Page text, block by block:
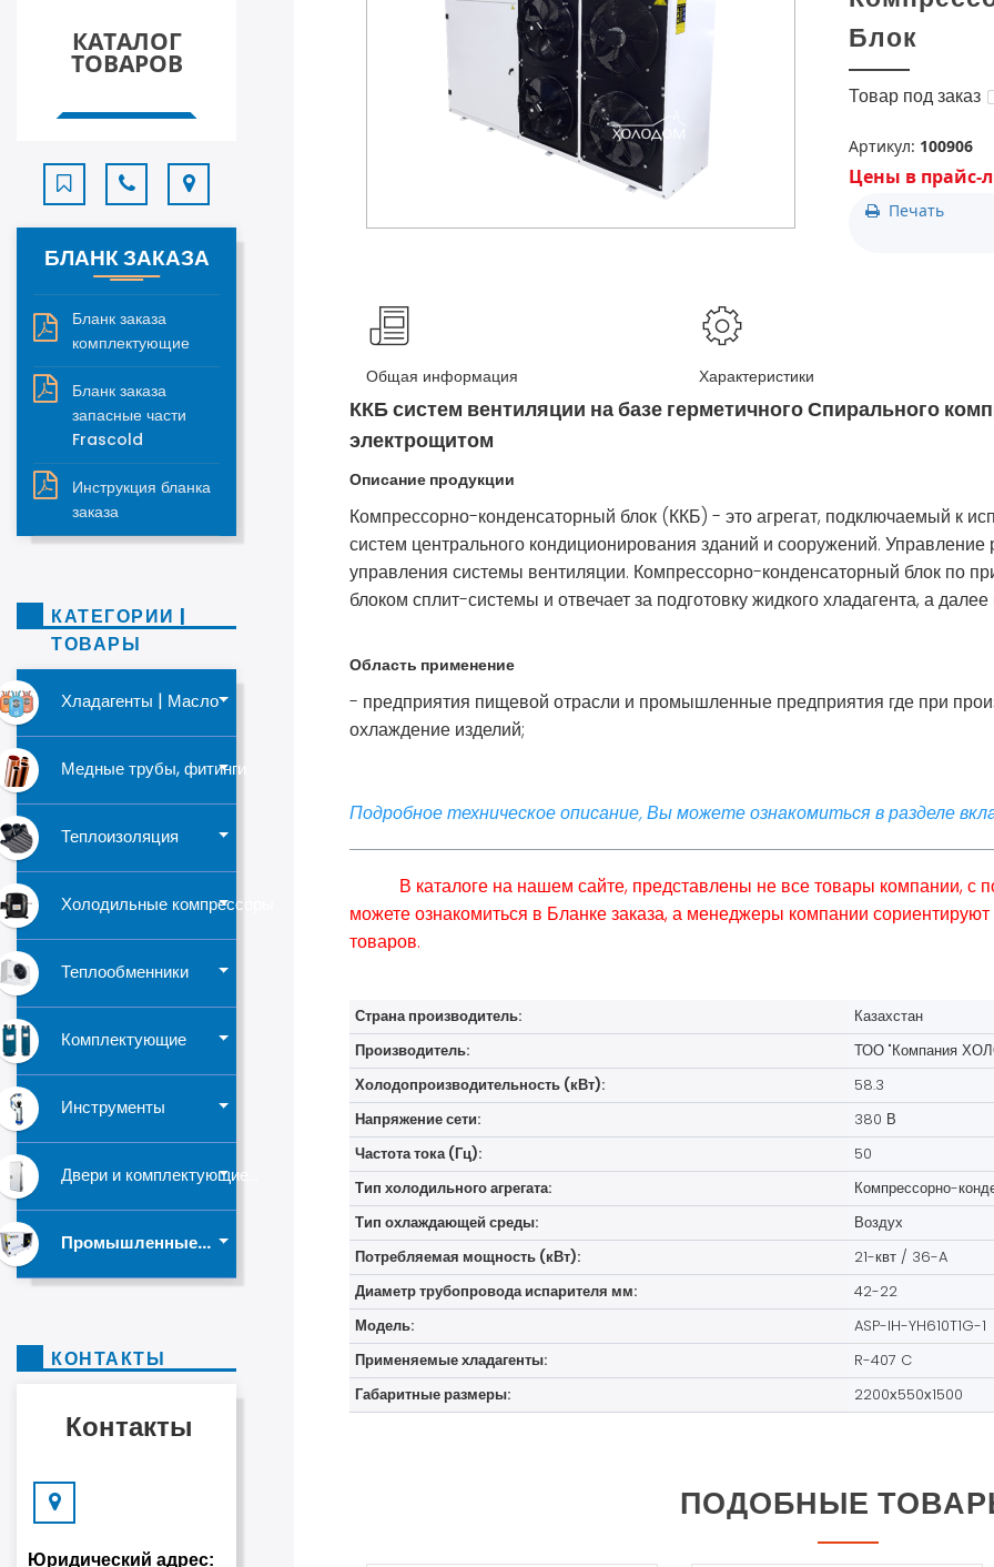
+7(727) 2-988-390
+7(776) 222-77-11
+7(778) 222-77-11
+7(747) 222-77-12
КАТАЛОГ
ТОВАРОВ
БЛАНК ЗАКАЗА
Бланк заказа
комплектующие
Бланк заказа
запасные части
Frascold
Инструкция бланка
заказа
КАТЕГОРИИ |
ТОВАРЫ
Хладагенты | Масло
Медные трубы, фитинги
Теплоизоляция
Холодильные компрессоры
Теплообменники
Комплектующие
Инструменты
Двери и комплектующие...
Промышленные...
КОНТАКТЫ
Контакты
Юридический адрес:
Блок
Товар под заказ
Артикул: 100906
Цены в прайс-
Печать
Общая информация Характеристики
ККБ систем вентиляции на базе герметичного Спирального
электрощитом
Описание продукции
Компрессорно-конденсаторный блок (ККБ) - это агрегат, подключаемый к
систем центрального кондиционирования зданий и сооружений. Управление
управления системы вентиляции. Компрессорно-конденсаторный блок по
блоком сплит-системы и отвечает за подготовку жидкого хладагента, а
Область применение
- предприятия пищевой отрасли и промышленные предприятия где при
охлаждение изделий;
Подробное техническое описание, Вы можете ознакомиться в разделе
В каталоге на нашем сайте, представлены не все товары компании,
можете ознакомиться в Бланке заказа, а менеджеры компании
товаров.
Страна производитель:
Казахстан
Производитель:
ТОО "Компания
Холодопроизводительность (кВт):
58.3
Напряжение сети:
380 В
Частота тока (Гц):
50
Тип холодильного агрегата:
Компрессорно-
Тип охлаждающей среды:
Воздух
Потребляемая мощность (кВт):
21-квт / 36-A
Диаметр трубопровода испарителя мм:
42-22
Модель:
ASP-IH-YH610T1G-1
Применяемые хладагенты:
R-407 C
Габаритные размеры:
2200х550х1500
ПОДОБНЫЕ